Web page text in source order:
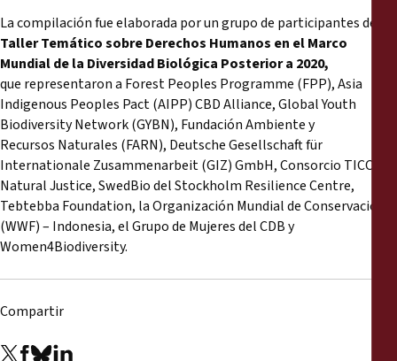
La compilación fue elaborada por un grupo de participantes del
Taller Temático sobre Derechos Humanos en el Marco
Mundial de la Diversidad Biológica Posterior a 2020,
que representaron a Forest Peoples Programme (FPP), Asia
Indigenous Peoples Pact (AIPP) CBD Alliance, Global Youth
Biodiversity Network (GYBN), Fundación Ambiente y
Recursos Naturales (FARN), Deutsche Gesellschaft für
Internationale Zusammenarbeit (GIZ) GmbH, Consorcio TICCA,
Natural Justice, SwedBio del Stockholm Resilience Centre,
Tebtebba Foundation, la Organización Mundial de Conservación
(WWF) – Indonesia, el Grupo de Mujeres del CDB y
Women4Biodiversity.
Compartir